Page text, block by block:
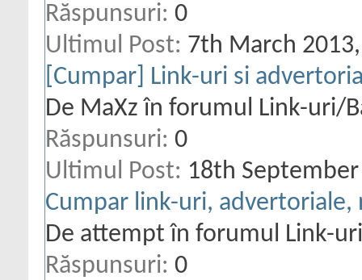
Răspunsuri: 0
Ultimul Post: 7th March
[Cumpar] Link-uri si
De MaXz în forumul Link-uri/
Răspunsuri: 0
Ultimul Post: 18th
Cumpar link-uri, advertoriale,
De attempt în forumul Link-
Răspunsuri: 0